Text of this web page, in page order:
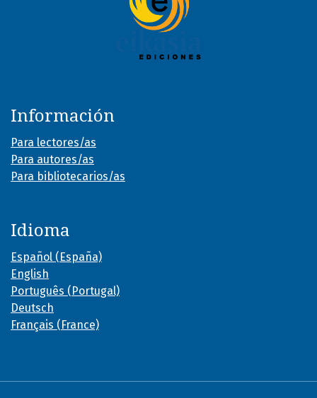
Información
Para lectores/as
Para autores/as
Para bibliotecarios/as
Idioma
Español (España)
English
Português (Portugal)
Deutsch
Français (France)